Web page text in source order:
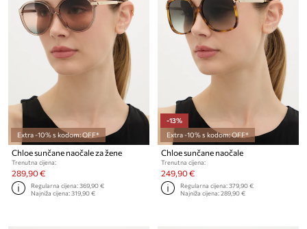
Extra -10% s kodom: OFF*
Chloe sunčane naočale za žene
Trenutna cijena:
289,90 €
Regularna cijena:369,90 €
Najniža cijena:319,90 €
-13%
Extra -10% s kodom: OFF*
Chloe sunčane naočale
Trenutna cijena:
249,90 €
Regularna cijena:379,90 €
Najniža cijena:289,90 €